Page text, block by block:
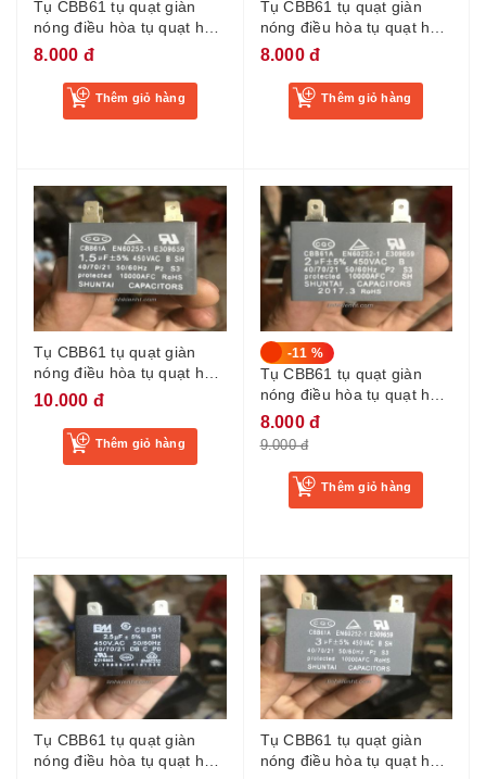
Tụ CBB61 tụ quạt giàn
nóng điều hòa tụ quạt hơi
nước chân cắm tụ điều
8.000 đ
Thêm giỏ hàng
Tụ CBB61 tụ quạt giàn
nóng điều hòa tụ quạt hơi
nước chân cắm tụ điều
8.000 đ
Thêm giỏ hàng
Tụ CBB61 tụ quạt giàn
nóng điều hòa tụ quạt hơi
nước chân cắm tụ điều
10.000 đ
Thêm giỏ hàng
-11 %
Tụ CBB61 tụ quạt giàn
nóng điều hòa tụ quạt hơi
nước chân cắm tụ điều
hòa 2uf
8.000 đ
9.000 đ
Thêm giỏ hàng
Tụ CBB61 tụ quạt giàn
nóng điều hòa tụ quạt hơi
Tụ CBB61 tụ quạt giàn
nóng điều hòa tụ quạt hơi